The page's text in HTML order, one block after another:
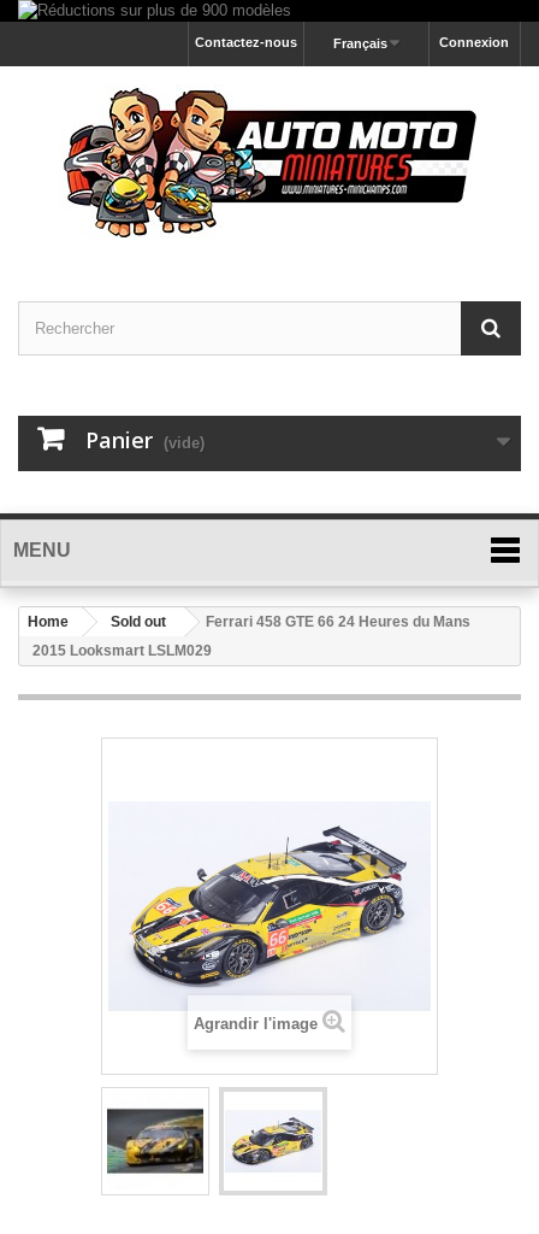
Connexion
Français
Contactez-nous
Panier (vide)
MENU
Home Sold out
Ferrari 458 GTE 66 24 Heures du Mans
2015 Looksmart LSLM029
Agrandir l'image